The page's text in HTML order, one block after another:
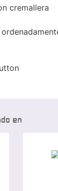
cremallera
en